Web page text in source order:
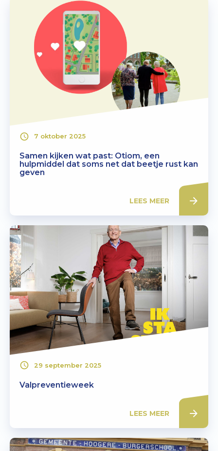
Samen kijken wat past: Otiom, een
hulpmiddel dat soms net dat beetje rust kan
geven
7 oktober 2025
LEES MEER
Valpreventieweek
29 september 2025
LEES MEER